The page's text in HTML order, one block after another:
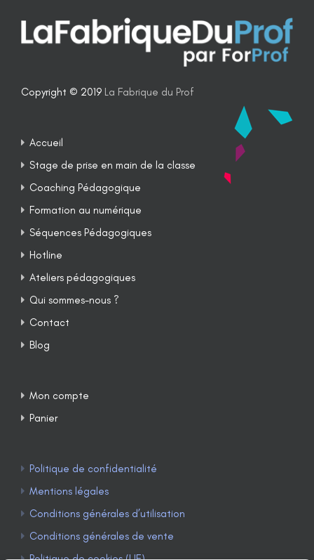
Copyright © 2019 La Fabrique du Prof
Accueil
Stage de prise en main de la classe
Coaching Pédagogique
Formation au numérique
Séquences Pédagogiques
Hotline
Ateliers pédagogiques
Qui sommes-nous ?
Contact
Blog
Mon compte
Panier
Politique de confidentialité
Mentions légales
Conditions générales d’utilisation
Conditions générales de vente